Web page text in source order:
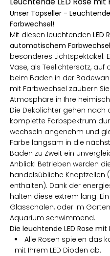
Unser Topseller -
Farbwechsel!
Mit diesen leuchtenden LED
automatischem Farbwechsel
besonderes Lichtspektakel.
Vase, als Teelichtersatz, auf
beim Baden in der
mit Farbwechsel zaubern
Atmosphäre in Ihre
Die Dekolichter gehen nach
komplette Farbspektrum
wechseln angenehm und
Farbe langsam in die
Baden zu Zweit ein
Anblick! Betrieben werden
handelsübliche Knopfzellen
enthalten). Dank der
halten diese extrem lang.
Glasschalen, oder im
Aquarium schwimmend.
Die leuchtende LED Rose mit
Alle Rosen spielen das
mit Ihrem LED Dioden ab.